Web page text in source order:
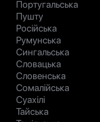
Португальська
Пушту
Російська
Румунська
Сингальська
Словацька
Словенська
Сомалійська
Суахілі
Тайська